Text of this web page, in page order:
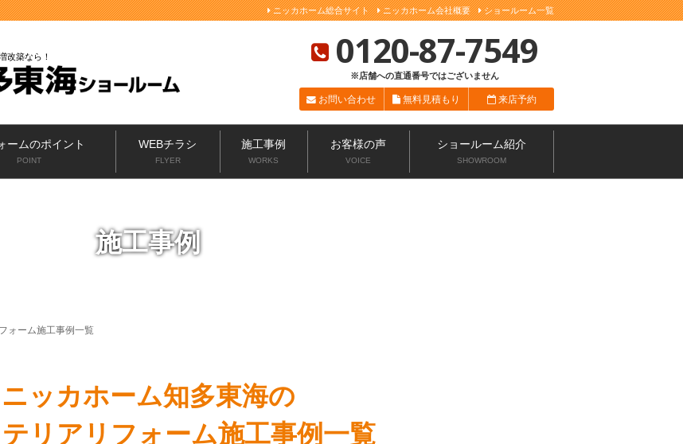
ニッカホーム総合サイト ニッカホーム会社概要 ショールーム一覧
改築なら 0120-87-7549
※店舗への直通番号ではございません
お問い合わせ 無料見積もり 来店予約
ームのポイント
POINT
WEBチラシ
FLYER
施工事例
WORKS
お客様の声
VOICE
ショールーム紹介
SHOWROOM
施工事例
ォーム施工事例一覧
ニッカホーム知多東海の
リアリフォーム施工事例一覧